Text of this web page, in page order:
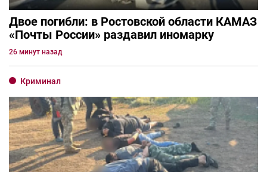
Двое погибли: в Ростовской области КАМАЗ
«Почты России» раздавил иномарку
26 минут назад
Криминал